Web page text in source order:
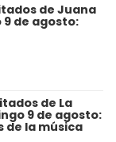
de Juana
de agosto:
de La
9 de agosto:
de la música